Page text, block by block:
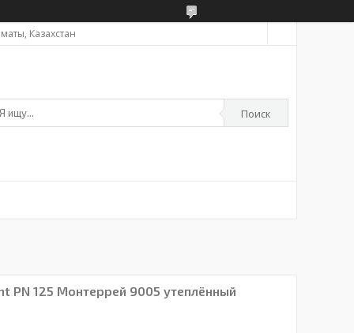
Казахстан
Поиск
PN 125 Монтеррей 9005 утеплённый